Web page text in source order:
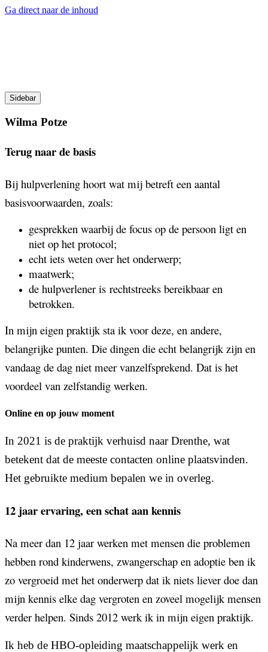
Ga direct naar de inhoud
Sidebar
Wilma Potze
Terug naar de basis
Bij hulpverlening hoort wat mij betreft een aantal
basisvoorwaarden, zoals:
gesprekken waarbij de focus op de persoon ligt en
niet op het protocol;
echt iets weten over het onderwerp;
maatwerk;
de hulpverlener is rechtstreeks bereikbaar en
betrokken.
In mijn eigen praktijk sta ik voor deze, en andere,
belangrijke punten. Die dingen die echt belangrijk zijn en
vandaag de dag niet meer vanzelfsprekend. Dat is het
voordeel van zelfstandig werken.
Online en op jouw moment
In 2021 is de praktijk verhuisd naar Drenthe, wat
betekent dat de meeste contacten online plaatsvinden.
Het gebruikte medium bepalen we in overleg.
12 jaar ervaring, een schat aan kennis
Na meer dan 12 jaar werken met mensen die problemen
hebben rond kinderwens, zwangerschap en adoptie ben ik
zo vergroeid met het onderwerp dat ik niets liever doe dan
mijn kennis elke dag vergroten en zoveel mogelijk mensen
verder helpen. Sinds 2012 werk ik in mijn eigen praktijk.
Ik heb de HBO-opleiding maatschappelijk werk en